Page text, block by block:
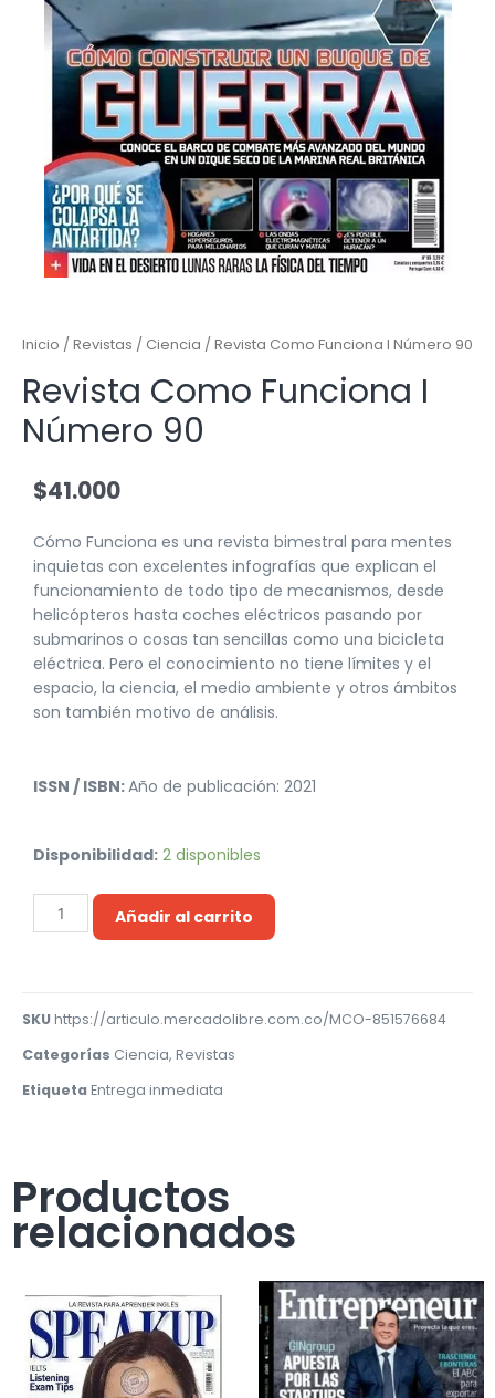
Inicio / Revistas / Ciencia / Revista Como Funciona I Número 90
Revista Como Funciona I
Número 90
$41.000
Cómo Funciona es una revista bimestral para mentes
inquietas con excelentes infografías que explican el
funcionamiento de todo tipo de mecanismos, desde
helicópteros hasta coches eléctricos pasando por
submarinos o cosas tan sencillas como una bicicleta
eléctrica. Pero el conocimiento no tiene límites y el
espacio, la ciencia, el medio ambiente y otros ámbitos
son también motivo de análisis.
ISSN / ISBN:Año de publicación: 2021
Disponibilidad: 2 disponibles
Añadir al carrito
SKUhttps://articulo.mercadolibre.com.co/MCO-851576684
Categorías Ciencia, Revistas
EtiquetaEntrega inmediata
Productos
relacionados